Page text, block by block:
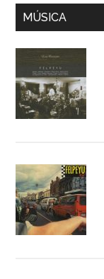
MÚSICA